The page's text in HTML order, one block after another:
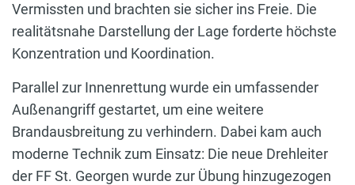
Vermissten und brachten sie sicher ins Freie. Die
realitätsnahe Darstellung der Lage forderte höchste
Konzentration und Koordination.
Parallel zur Innenrettung wurde ein umfassender
Außenangriff gestartet, um eine weitere
Brandausbreitung zu verhindern. Dabei kam auch
moderne Technik zum Einsatz: Die neue Drehleiter
der FF St. Georgen wurde zur Übung hinzugezogen